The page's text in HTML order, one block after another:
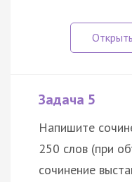
Задача 5
Напишите
250 слов (при
сочинение